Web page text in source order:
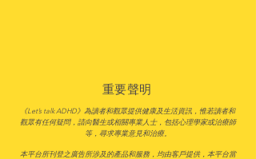
重要聲明
《Let’s talk ADHD》為讀者和觀眾提供健康及生活資訊，惟若讀者和
觀眾有任何疑問，請向醫生或相關專業人士，
包括心理學家或治療師
等，尋求專業意見和治療。
本平台所刊登之廣告所涉及的產品和服務，均由客戶提供，本平台當